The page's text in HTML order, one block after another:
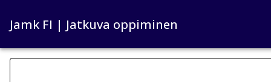
Jamk FI | Jatkuva oppiminen
Haku kategoriat